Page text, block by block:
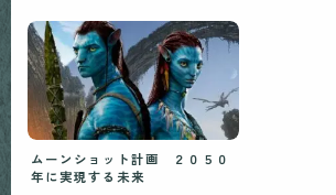
ムーンショット計画 ２０５０
年に実現する未来